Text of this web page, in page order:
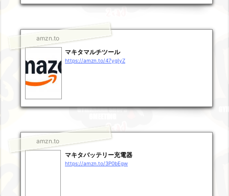
amzn.to
マキタマルチツール
https://amzn.to/47ygIyZ
amzn.to
マキタバッテリー充電器
https://amzn.to/3P0bEgw